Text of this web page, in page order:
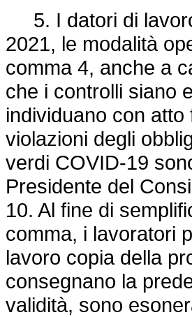
5. I datori di
2021, le modalità
comma 4, anche a
che i controlli siano
individuano con
violazioni degli
verdi COVID-19
Presidente del
10. Al fine di
comma, i lavoratori
lavoro copia della
consegnano la
validità, sono